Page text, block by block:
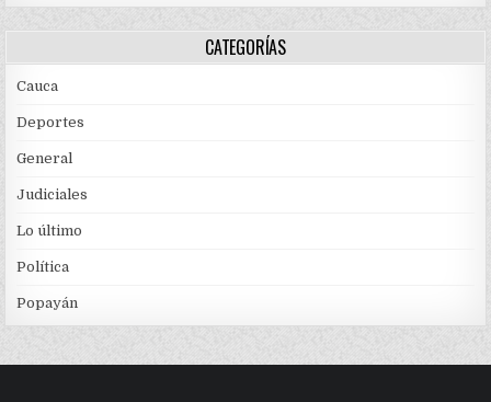
CATEGORÍAS
Cauca
Deportes
General
Judiciales
Lo último
Política
Popayán